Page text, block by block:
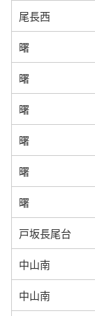
尾長西
曙
曙
曙
曙
曙
曙
戸坂長尾台
中山南
中山南